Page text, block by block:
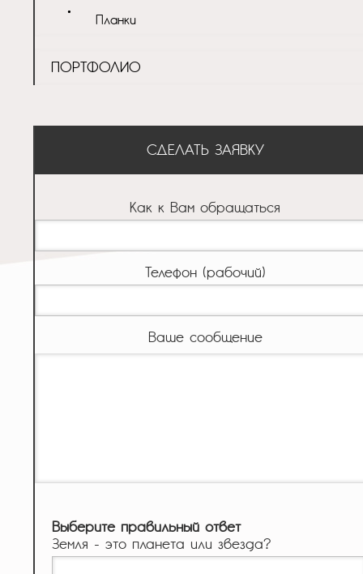
Планки
ПОРТФОЛИО
СДЕЛАТЬ ЗАЯВКУ
Как к Вам обращаться
Телефон (рабочий)
Ваше сообщение
Выберите правильный ответ
Земля - это планета или звезда?